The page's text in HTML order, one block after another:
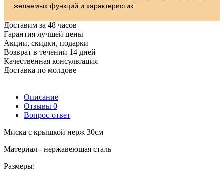
желаемых функций и характеристик.
Доставим за 48 часов
Гарантия лучшей цены
Акции, скидки, подарки
Возврат в течении 14 дней
Качественная консультация
Доставка по молдове
Описание
Отзывы 0
Вопрос-ответ
Миска с крышкой нерж 30см
Материал - нержавеющая сталь
Размеры: